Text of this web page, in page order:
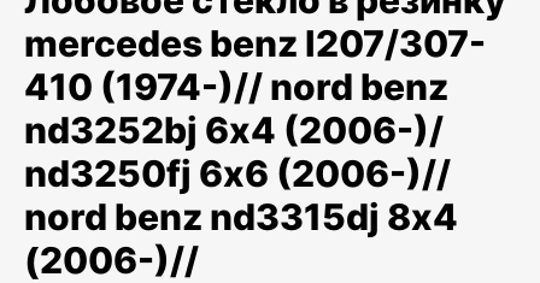
mercedes benz l207/307-
410 (1974-)// nord benz
nd3252bj 6х4 (2006-)/
nd3250fj 6х6 (2006-)//
nord benz nd3315dj 8х4
(2006-)//